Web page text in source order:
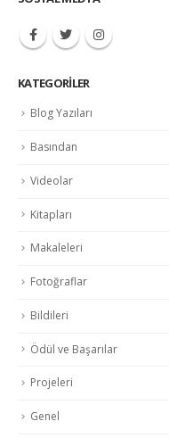
KATEGORILER
Blog Yazıları
Basından
Videolar
Kitapları
Makaleleri
Fotoğraflar
Bildileri
Ödül ve Başarılar
Projeleri
Genel